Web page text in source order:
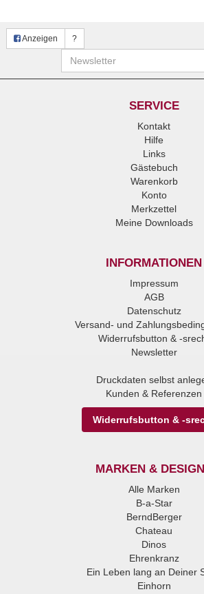
Anzeigen ?
Newsletter
SERVICE
Kontakt
Hilfe
Links
Gästebuch
Warenkorb
Konto
Merkzettel
Meine Downloads
INFORMATIONEN
Impressum
AGB
Datenschutz
Versand- und
Widerrufsbutton & -
Newsletter
Druckdaten selbst
Kunden & Referenzen
Widerrufsbutton & -
MARKEN &
Alle Marken
B-a-Star
BerndBerger
Chateau
Dinos
Ehrenkranz
Ein Leben lang an Deiner
Einhorn